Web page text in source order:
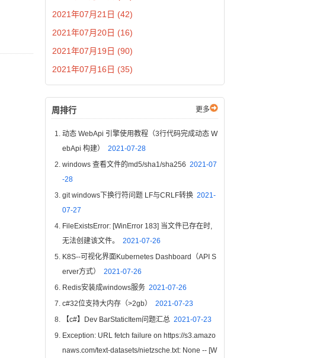
2021年07月21日 (42)
2021年07月20日 (16)
2021年07月19日 (90)
2021年07月16日 (35)
周排行 更多
动态 WebApi 引擎使用教程（3行代码完成动态 W
ebApi 构建） 2021-07-28
windows 查看文件的md5/sha1/sha256 2021-07
-28
git windows下换行符问题 LF与CRLF转换 2021-
07-27
FileExistsError: [WinError 183] 当文件已存在时,
无法创建该文件。 2021-07-26
K8S--可视化界面Kubernetes Dashboard（API S
erver方式） 2021-07-26
Redis安装成windows服务 2021-07-26
c#32位支持大内存（>2gb） 2021-07-23
【c#】Dev BarStaticItem问题汇总 2021-07-23
Exception: URL fetch failure on https://s3.amazo
naws.com/text-datasets/nietzsche.txt: None -- [W